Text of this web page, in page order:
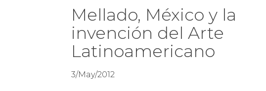
Mellado, México y la
invención del Arte
Latinoamericano
3/May/2012